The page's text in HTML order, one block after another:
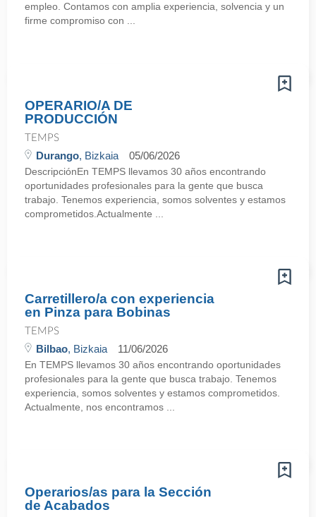
empleo. Contamos con amplia experiencia, solvencia y un
firme compromiso con ...
OPERARIO/A DE
PRODUCCIÓN
TEMPS
Durango, Bizkaia 05/06/2026
DescripciónEn TEMPS llevamos 30 años encontrando
oportunidades profesionales para la gente que busca
trabajo. Tenemos experiencia, somos solventes y estamos
comprometidos.Actualmente ...
Carretillero/a con experiencia
en Pinza para Bobinas
TEMPS
Bilbao, Bizkaia 11/06/2026
En TEMPS llevamos 30 años encontrando oportunidades
profesionales para la gente que busca trabajo. Tenemos
experiencia, somos solventes y estamos comprometidos.
Actualmente, nos encontramos ...
Operarios/as para la Sección
de Acabados